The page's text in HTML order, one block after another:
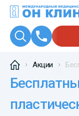
Акции
Бесплатный прием